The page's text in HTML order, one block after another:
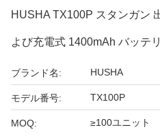
HUSHA TX100P スタンガン
よび充電式 1400mAh バッテ
ブランド名: HUSHA
モデル番号: TX100P
MOQ: ≥100ユニット